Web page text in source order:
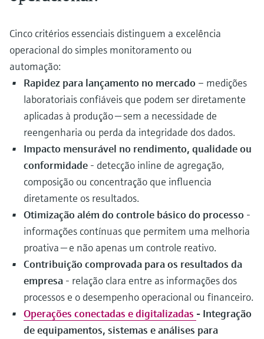
Cinco critérios essenciais distinguem a excelência
operacional do simples monitoramento ou
automação:
Rapidez para lançamento no mercado – medições
laboratoriais confiáveis que podem ser diretamente
aplicadas à produção — sem a necessidade de
reengenharia ou perda da integridade dos dados.
Impacto mensurável no rendimento, qualidade ou
conformidade - detecção inline de agregação,
composição ou concentração que influencia
diretamente os resultados.
Otimização além do controle básico do processo -
informações contínuas que permitem uma melhoria
proativa — e não apenas um controle reativo.
Contribuição comprovada para os resultados da
empresa - relação clara entre as informações dos
processos e o desempenho operacional ou financeiro.
Operações conectadas e digitalizadas - Integração
de equipamentos, sistemas e análises para